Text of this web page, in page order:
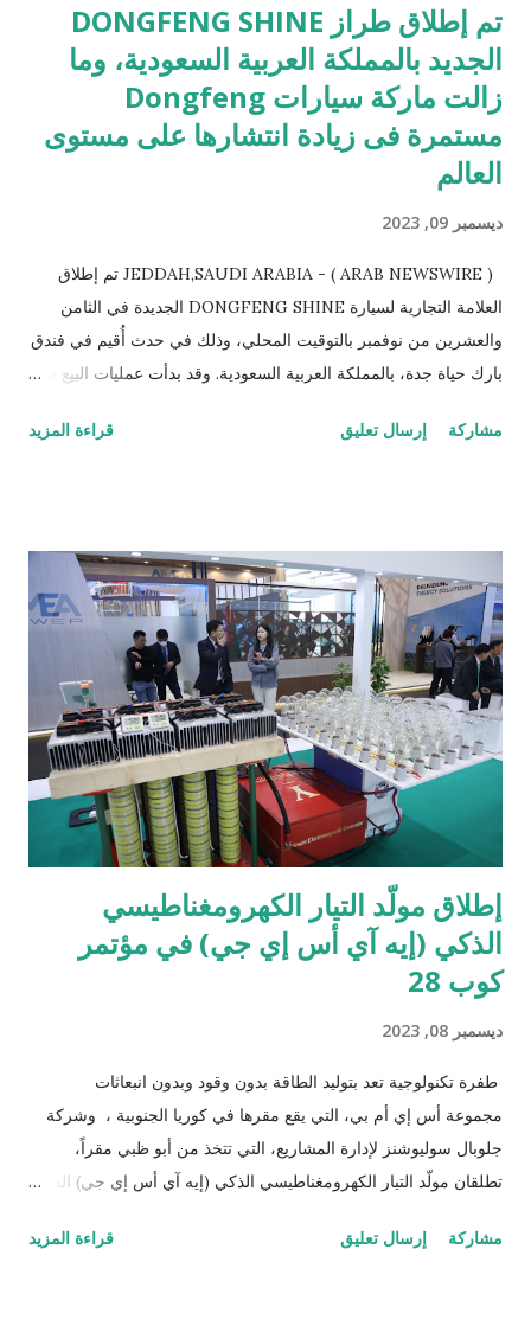
تم إطلاق طراز DONGFENG SHINE
الجديد بالمملكة العربية السعودية، وما
زالت ماركة سيارات Dongfeng
مستمرة فى زيادة انتشارها على مستوى
العالم
ديسمبر 09, 2023
JEDDAH,SAUDI ARABIA - ( ARAB NEWSWIRE ) تم إطلاق
العلامة التجارية لسيارة DONGFENG SHINE الجديدة في الثامن
والعشرين من نوفمبر بالتوقيت المحلي، وذلك في حدث أُقيم في فندق
بارك حياة جدة، بالمملكة العربية السعودية. وقد بدأت عمليات البيع في
العربية السعودية،لتفتح بذلك فصلاً جديدًا لدخول سيارات
الخارجي لمنطقة الشرق الأوسط لسيارات DONGFEN، مع ألبرت
فينتر، المدير العام لوكالة DONGFENG للسيارات، وأكثر من 20
آخر في مجال السيارات، بالإضافة إلى ممثلين عن البنوك وشركات
التأمين، وتم عقد هذا اللقاء في مكان إطلاق الحدث لمشاهدة منتجات
DONGFENG الجديدة. وقد أكد زهانج جيان، مدير قسم التسويق
الخارجي لمنطقة الشرق الأوسط لسيارات DONGFENG "أن تصميم
السيارة يلبي توقعات الشباب المفعمين بالحيوي...
مشاركة إرسال تعليق قراءة المزيد
إطلاق مولّد التيار الكهرومغناطيسي
الذكي (إيه آي أس إي جي) في مؤتمر
كوب 28
ديسمبر 08, 2023
طفرة تكنولوجية تعد بتوليد الطاقة بدون وقود وبدون انبعاثات
مجموعة أس إي أم بي، التي يقع مقرها في كوريا الجنوبية ، وشركة
جلوبال سوليوشنز لإدارة المشاريع، التي تتخذ من أبو ظبي مقراً،
تطلقان مولّد التيار الكهرومغناطيسي الذكي (إيه آي أس إي جي) الذي
مولّد التيار الكهرومغناطيسي الذكي (إيه آي أس إي جي) في جميع
مشاركة إرسال تعليق قراءة المزيد